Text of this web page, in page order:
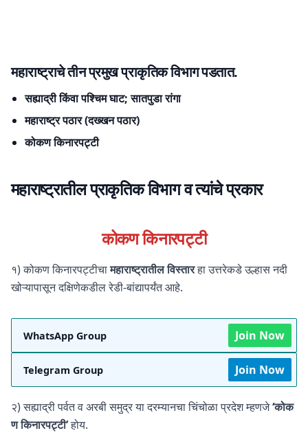
महाराष्ट्राचे तीन प्रमुख प्राकृतिक विभाग पडतात.
सह्याद्री किंवा पश्चिम घाट; सातपुडा रांगा
महाराष्ट्र पठार (दख्खन पठार)
कोकण किनारपट्टी
महाराष्ट्रातील प्राकृतिक विभाग व त्यांचे प्रकार
कोकण किनारपट्टी
१) कोकण किनारपट्टीचामहाराष्ट्रातील विस्तारहा उत्तरेकडे उल्हास नदी
खोऱ्यापासून दक्षिणेकडील रेडी-बांद्यापर्यंत आहे.
WhatsApp Group Join Now
Telegram Group Join Now
२) सह्याद्री पर्वत व अरबी समुद्र या दरम्यानचा चिंचोळा प्रदेश म्हणजे‘कोक
ण किनारपट्टी’होय.